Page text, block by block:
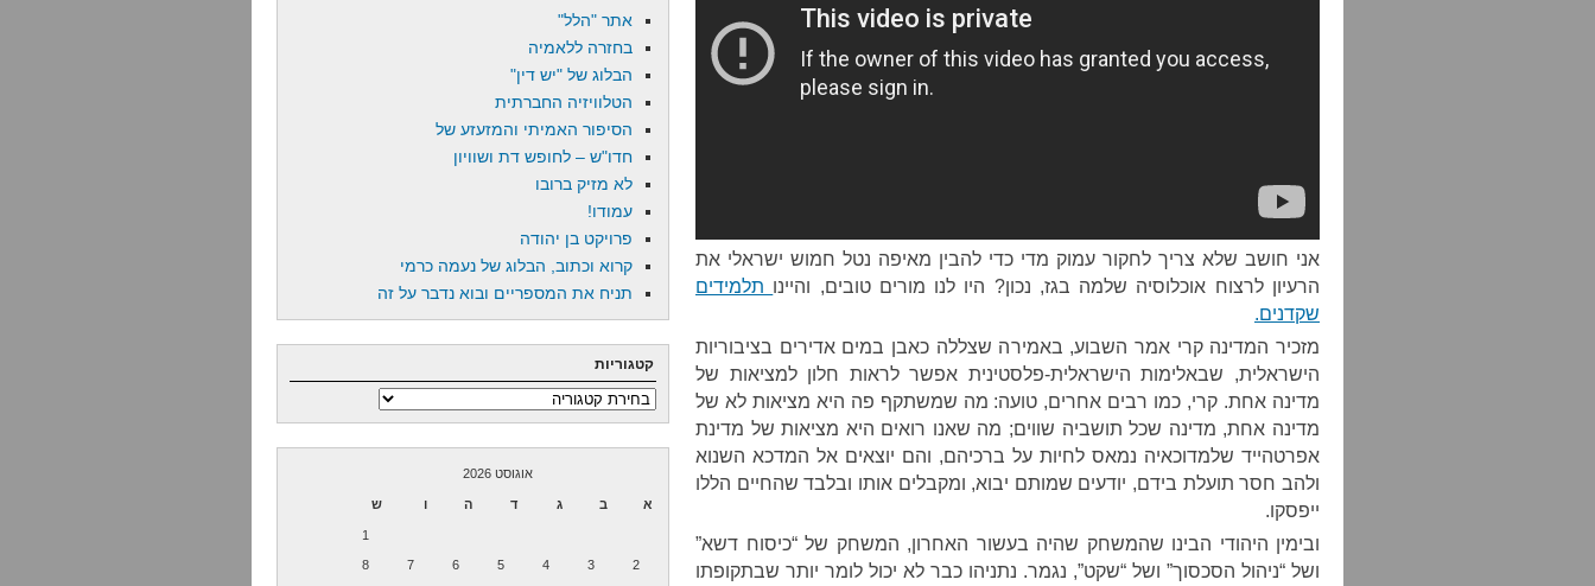
אני חושב שלא צריך לחקור עמוק מדי כדי להבין מאיפה נטל חמוש ישראלי את
הרעיון לרצוח אוכלוסיה שלמה בגז, נכון? היו לנו מורים טובים, והיינו תלמידים
שקדנים.
מזכיר המדינה קרי אמר השבוע, באמירה שצללה כאבן במים אדירים בציבוריות
הישראלית, שבאלימות הישראלית-פלסטינית אפשר לראות חלון למציאות של
מדינה אחת. קרי, כמו רבים אחרים, טועה: מה שמשתקף פה היא מציאות לא של
מדינה אחת, מדינה שכל תושביה שווים; מה שאנו רואים היא מציאות של מדינת
אפרטהייד שלמדוכאיה נמאס לחיות על ברכיהם, והם יוצאים אל המדכא השנוא
ולהב חסר תועלת בידם, יודעים שמותם יבוא, ומקבלים אותו ובלבד שהחיים הללו
ייפסקו.
ובימין היהודי הבינו שהמשחק שהיה בעשור האחרון, המשחק של “כיסוח דשא”
ושל “ניהול הסכסוך” ושל “שקט”, נגמר. נתניהו כבר לא יכול לומר יותר שבתקופתו
אתר "הלל"
בחזרה ללאמיה
הבלוג של "יש דין"
הטלוויזיה החברתית
הסיפור האמיתי והמזעזע של
חדו"ש – לחופש דת ושוויון
לא מזיק ברובו
עמודו!
פרויקט בן יהודה
קרוא וכתוב, הבלוג של נעמה כרמי
תניח את המספריים ובוא נדבר על זה
קטגוריות
קטגוריות
אוגוסט 2026
א ב ג ד ה ו ש
1
2
3
4
5
6
7
8